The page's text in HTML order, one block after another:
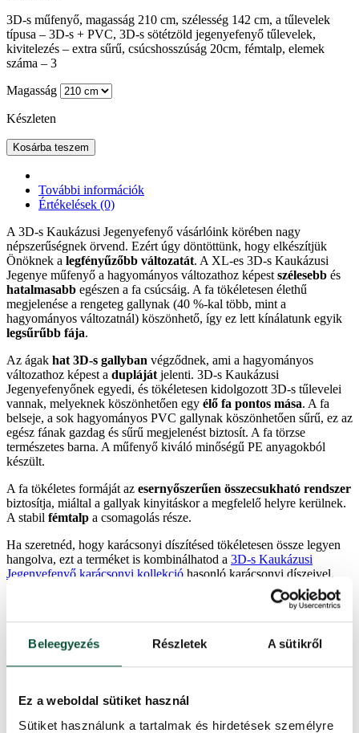
Beleegyezés Részletek A sütikről
Ez a weboldal sütiket használ
Sütiket használunk a tartalmak és hirdetések személyre
3D-s műfenyő, magasság 210 cm, szélesség 142 cm, a tűlevelek
típusa – 3D-s + PVC, 3D-s sötétzöld jegenyefenyő tűlevelek,
kivitelezés – extra sűrű, csúcshosszúság 20cm, fémtalp, elemek
száma – 3
Magasság
Készleten
Kosárba teszem
További információk
Értékelések (0)
A 3D-s Kaukázusi Jegenyefenyő vásárlóink körében nagy
népszerűségnek örvend. Ezért úgy döntöttünk, hogy elkészítjük
Önöknek a legfényűzőbb változatát. A XL-es 3D-s Kaukázusi
Jegenye műfenyő a hagyományos változathoz képest szélesebb és
hatalmasabb egészen a fa csúcsáig. A fa tökéletesen élethű
megjelenése a rengeteg gallynak (40 %-kal több, mint a
hagyományos változatnál) köszönhető, így ez lett kínálatunk egyik
legsűrűbb fája.
Az ágak hat 3D-s gallyban végződnek, ami a hagyományos
változathoz képest a dupláját jelenti. 3D-s Kaukázusi
Jegenyefenyőnek egyedi, és tökéletesen kidolgozott 3D-s tűlevelei
vannak, melyeknek köszönhetően egy élő fa pontos mása. A fa
belseje, a sok hagyományos PVC gallynak köszönhetően sűrű, ez az
egész fának gazdag és sűrű megjelenést biztosít. A fa törzse
természetes barna. A műfenyő kiváló minőségű PE anyagokból
készült.
A fa tökéletes formáját az esernyőszerűen összecsukható rendszer
biztosítja, miáltal a gallyak kinyitáskor a megfelelő helyre kerülnek.
A stabil fémtalp a csomagolás része.
Ha szeretnéd, hogy karácsonyi díszítésed tökéletesen össze legyen
hangolva, ezt a terméket is kombinálhatod a 3D-s Kaukázusi
Jegenyefenyő karácsonyi kollekció hasonló karácsonyi díszeivel.
egyedi 3D-s jegenyefenyő tűlevelek a zöld szín világosabb
a fa kb. 65 %-át 3D-s tűlevelek alkotják
EXTRA SZÉLES és EXTRA ÓRIÁS fa